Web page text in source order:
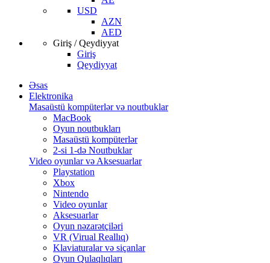
USD
AZN
AED
Giriş / Qeydiyyat
Giriş
Qeydiyyat
Əsas
Elektronika
Masaüstü kompüterlər və noutbuklar
MacBook
Oyun noutbukları
Masaüstü kompüterlər
2-si 1-də Noutbuklar
Video oyunlar və Aksesuarlar
Playstation
Xbox
Nintendo
Video oyunlar
Aksesuarlar
Oyun nəzarətçiləri
VR (Virual Reallıq)
Klaviaturalar və siçanlar
Oyun Qulaqlıqları